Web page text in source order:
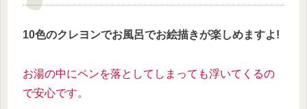
10色のクレヨンでお風呂でお絵描きが楽しめますよ!
お湯の中にペンを落としてしまっても浮いてくるの
で安心です。